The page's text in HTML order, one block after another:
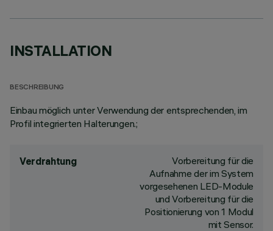
INSTALLATION
BESCHREIBUNG
Einbau möglich unter Verwendung der entsprechenden, im
Profil integrierten Halterungen.;
Verdrahtung
Vorbereitung für die
Aufnahme der im System
vorgesehenen LED-Module
und Vorbereitung für die
Positionierung von 1 Modul
mit Sensor.